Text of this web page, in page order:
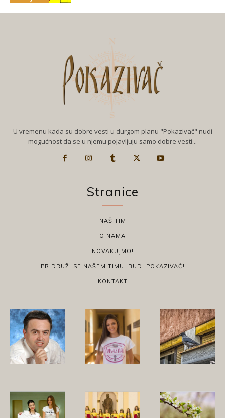
U vremenu kada su dobre vesti u durgom planu "Pokazivač" nudi
mogućnost da se u njemu pojavljuju samo dobre vesti...
Stranice
NAŠ TIM
O NAMA
NOVAKUJMO!
PRIDRUŽI SE NAŠEM TIMU, BUDI POKAZIVAČ!
KONTAKT